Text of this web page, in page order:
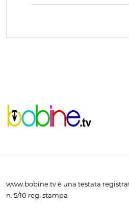
www.bobine.tv è una testata
n. 5/10 reg. stampa